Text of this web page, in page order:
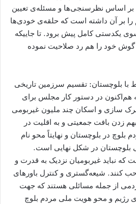
اساس نظرسنجی‌ها و مسئله‌ی تعیین
را بر آن داشته است که حلقه‌ی خودی‌ها
یکدستی کامل پیش برود. تا جاییکه
گوش خود را هم رد صلاحیت نموده
با بلوچستان: تقسیم سرزمین تاریخی
هم‌اکنون در دستور کار مجلس برای
سازی و اسکان چند ملیون غیربومی‌
زدن بافت جمعیتی و به اقلیت در
بلوچ در بلوچستان و نھايتاً محو نام
بلوچستان در شکل نهایی است.
نباید غیربومیان نزدیک به قدرت و
کنند. شیعه‌گستری و کنترل باورهای
از جمله مسائلی هستند که جهت
رژیم و محو هویت ملی مردم بلوچ